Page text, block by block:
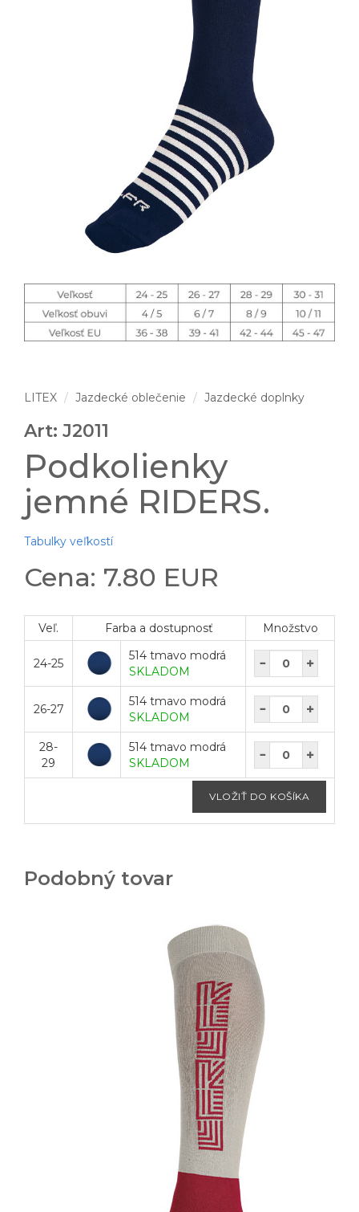
LITEX Jazdecké oblečenie Jazdecké doplnky
Art: J2011
Podkolienky
jemné RIDERS.
Tabulky veľkostí
Cena: 7.80 EUR
Veľ. Farba a dostupnosť Množstvo
24-25
514 tmavo modrá
SKLADOM
26-27
514 tmavo modrá
SKLADOM
28-
29
514 tmavo modrá
SKLADOM
Podobný tovar